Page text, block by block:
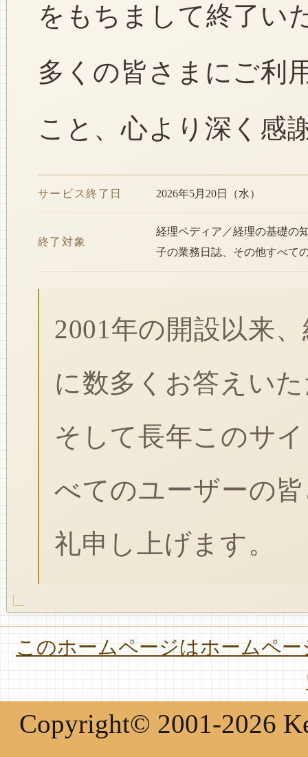
をもちまして終了い
多くの皆さまにご利
こと、心より深く感
サービス終了日 2026年5月20日（水）
終了対象
経理ペディア／経理の基礎の
子の業務日誌、その他すべて
2001年の開設以来
に数多くお答えい
そして長年このサ
べてのユーザーの
礼申し上げます。
このホームページはホームペ
Copyright© 2001-2026